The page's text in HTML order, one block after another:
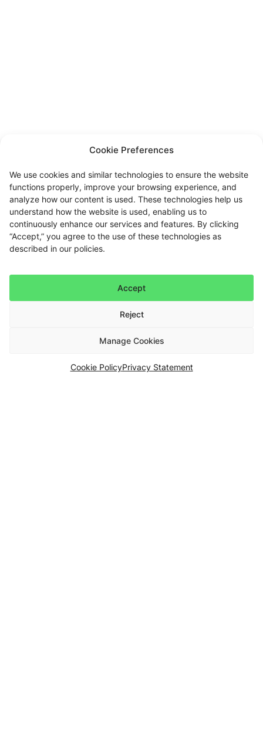
Cookie Preferences
We use cookies and similar technologies to ensure the website
functions properly, improve your browsing experience, and
analyze how our content is used. These technologies help us
understand how the website is used, enabling us to
continuously enhance our services and features. By clicking
“Accept,” you agree to the use of these technologies as
described in our policies.
Accept
Reject
Manage Cookies
Cookie PolicyPrivacy Statement